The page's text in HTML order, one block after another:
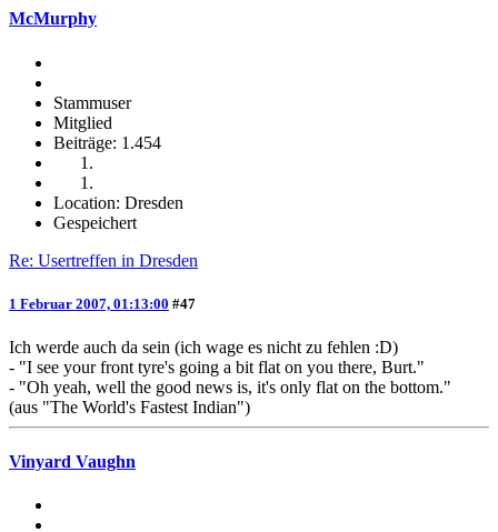
McMurphy
Stammuser
Mitglied
Beiträge: 1.454
Location: Dresden
Gespeichert
Re: Usertreffen in Dresden
1 Februar 2007, 01:13:00 #47
Ich werde auch da sein (ich wage es nicht zu fehlen :D)
- "I see your front tyre's going a bit flat on you there, Burt."
- "Oh yeah, well the good news is, it's only flat on the bottom."
(aus "The World's Fastest Indian")
Vinyard Vaughn